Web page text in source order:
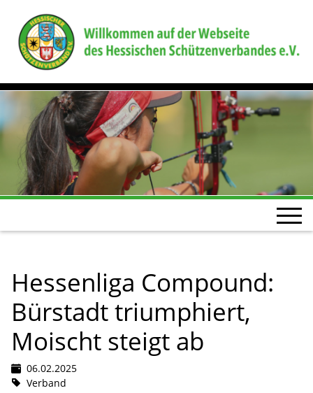
Hessenliga Compound:
Bürstadt triumphiert,
Moischt steigt ab
06.02.2025
Verband